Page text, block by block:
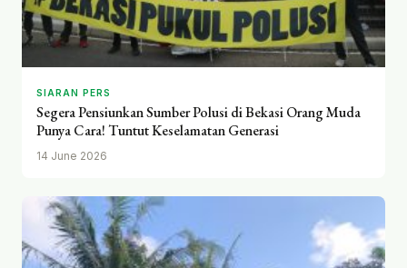
SIARAN PERS
Segera Pensiunkan Sumber Polusi di Bekasi Orang Muda
Punya Cara! Tuntut Keselamatan Generasi
14 June 2026